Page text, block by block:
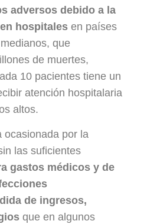
adversos debido a la
hospitales en países
que
de muertes,
10 pacientes tiene un
atención hospitalaria
altos.
ocasionada por la
las suficientes
gastos médicos y de
de ingresos,
que en algunos